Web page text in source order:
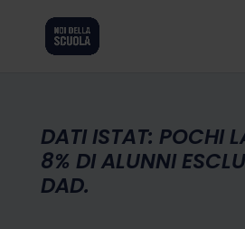
DATI ISTAT: POCHI
8% DI ALUNNI
DAD.